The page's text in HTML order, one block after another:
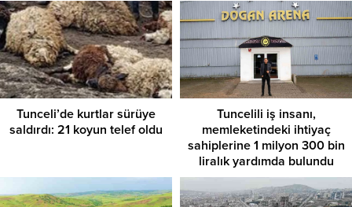
Tunceli’de kurtlar sürüye
saldırdı: 21 koyun telef oldu
Tuncelili iş insanı,
memleketindeki ihtiyaç
sahiplerine 1 milyon 300 bin
liralık yardımda bulundu